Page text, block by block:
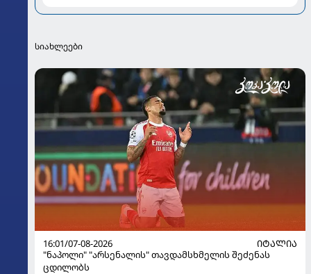
სიახლეები
16:01/07-08-2026
ᲘᲢᲐᲚᲘᲐ
"ნაპოლი" "არსენალის" თავდამსხმელის შეძენას
ცდილობს